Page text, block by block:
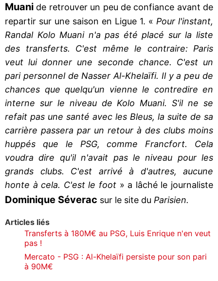
Muani de retrouver un peu de confiance avant de
repartir sur une saison en Ligue 1. « Pour l'instant,
Randal Kolo Muani n'a pas été placé sur la liste
des transferts. C'est même le contraire: Paris
veut lui donner une seconde chance. C'est un
pari personnel de Nasser Al-Khelaïfi. Il y a peu de
chances que quelqu'un vienne le contredire en
interne sur le niveau de Kolo Muani. S'il ne se
refait pas une santé avec les Bleus, la suite de sa
carrière passera par un retour à des clubs moins
huppés que le PSG, comme Francfort. Cela
voudra dire qu'il n'avait pas le niveau pour les
grands clubs. C'est arrivé à d'autres, aucune
honte à cela. C'est le foot » a lâché le journaliste
Dominique Séverac sur le site du Parisien.
Articles liés
Transferts à 180M€ au PSG, Luis Enrique n'en veut
pas !
Mercato - PSG : Al-Khelaïfi persiste pour son pari
à 90M€